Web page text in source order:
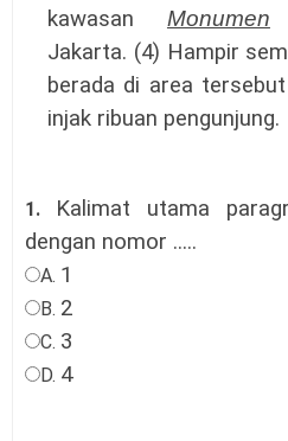
kawasan Monumen
Jakarta. (4) Hampir
berada di area
injak ribuan pengunjung.
1.
Kalimat utama
dengan nomor .....
A. 1
B. 2
C. 3
D. 4